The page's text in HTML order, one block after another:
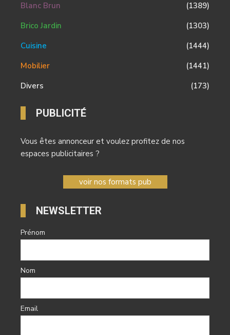
Blanc Brun
(1389)
Brico Jardin
(1303)
Cuisine
(1444)
Mobilier
(1441)
Divers
(173)
PUBLICITÉ
Vous êtes annonceur et voulez profitez de nos
espaces publicitaires ?
voir nos formats pub
NEWSLETTER
Prénom
Nom
Email